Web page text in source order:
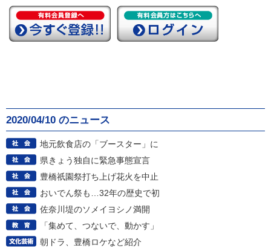
2020/04/10 のニュース
地元飲食店の「ブースター」に
県きょう独自に緊急事態宣言
豊橋祇園祭打ち上げ花火を中止
おいでん祭も…32年の歴史で初
佐奈川堤のソメイヨシノ満開
「集めて、つないで、動かす」
朝ドラ、豊橋ロケなど紹介